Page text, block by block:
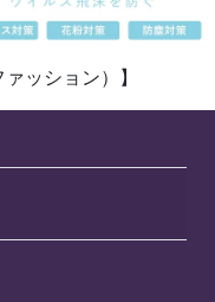
ッション）】